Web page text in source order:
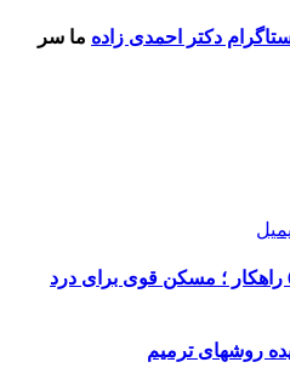
دکتر احمدی زاده ما سر
کاهش درد ایمپلنت با 6 راهکار ؛ مسکن قوی برای درد
روشهای ترمیم